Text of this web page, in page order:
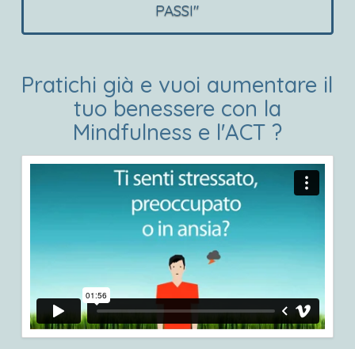
PASSI"
Pratichi già e vuoi aumentare il
tuo benessere con la
Mindfulness e l'ACT ?